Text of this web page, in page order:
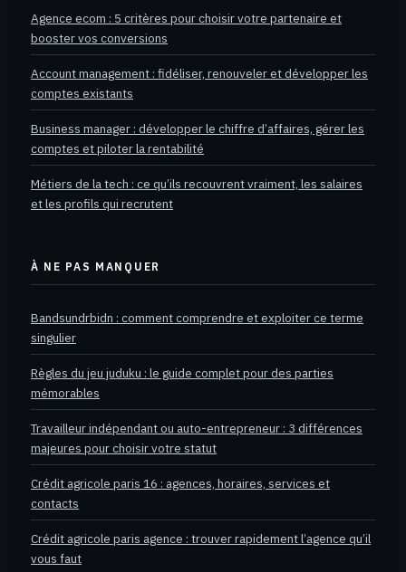
Agence ecom : 5 critères pour choisir votre partenaire et
booster vos conversions
Account management : fidéliser, renouveler et développer les
comptes existants
Business manager : développer le chiffre d’affaires, gérer les
comptes et piloter la rentabilité
Métiers de la tech : ce qu’ils recouvrent vraiment, les salaires
et les profils qui recrutent
À NE PAS MANQUER
Bandsundrbidn : comment comprendre et exploiter ce terme
singulier
Règles du jeu juduku : le guide complet pour des parties
mémorables
Travailleur indépendant ou auto-entrepreneur : 3 différences
majeures pour choisir votre statut
Crédit agricole paris 16 : agences, horaires, services et
contacts
Crédit agricole paris agence : trouver rapidement l’agence qu’il
vous faut